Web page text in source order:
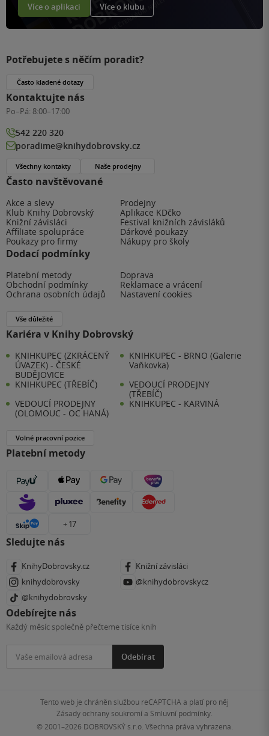
Více o aplikaci Více o klubu
Často navštěvované
Akce a slevy
Prodejny
Klub Knihy Dobrovský
Aplikace KDčko
Knižní závisláci
Festival knižních závisláků
Affiliate spolupráce
Dárkové poukazy
Poukazy pro firmy
Nákupy pro školy
Dodací podmínky
Platební metody
Doprava
Obchodní podmínky
Reklamace a vrácení
Ochrana osobních údajů
Nastavení cookies
Vše důležité
Kariéra v Knihy Dobrovský
KNIHKUPEC (ZKRÁCENÝ
ÚVAZEK) - ČESKÉ
BUDĚJOVICE
KNIHKUPEC - BRNO (Galerie
Vaňkovka)
KNIHKUPEC (TŘEBÍČ)
VEDOUCÍ PRODEJNY
(TŘEBÍČ)
VEDOUCÍ PRODEJNY
(OLOMOUC - OC HANÁ)
KNIHKUPEC - KARVINÁ
Volné pracovní pozice
Platební metody
+ 17
Sledujte nás
KnihyDobrovsky.cz
Knižní závisláci
knihydobrovsky
@knihydobrovskycz
@knihydobrovsky
Odebírejte nás
Každý měsíc společně přečteme tisíce knih
Odebírat
Potřebujete s něčím poradit?
Často kladené dotazy
Kontaktujte nás
Po–Pá: 8:00–17:00
542 220 320
poradime@knihydobrovsky.cz
Všechny kontakty Naše prodejny
Tento web je chráněn službou reCAPTCHA a platí pro něj
Zásady ochrany soukromía Smluvní podmínky
© 2001–2026 DOBROVSKÝ s.r.o. Všechna práva vyhrazena.